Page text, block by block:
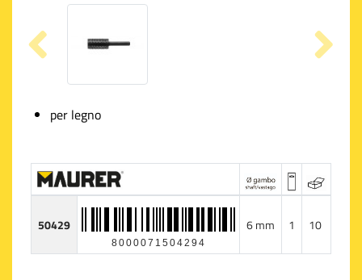
per legno
50429
8000071504294
6 mm 1 10